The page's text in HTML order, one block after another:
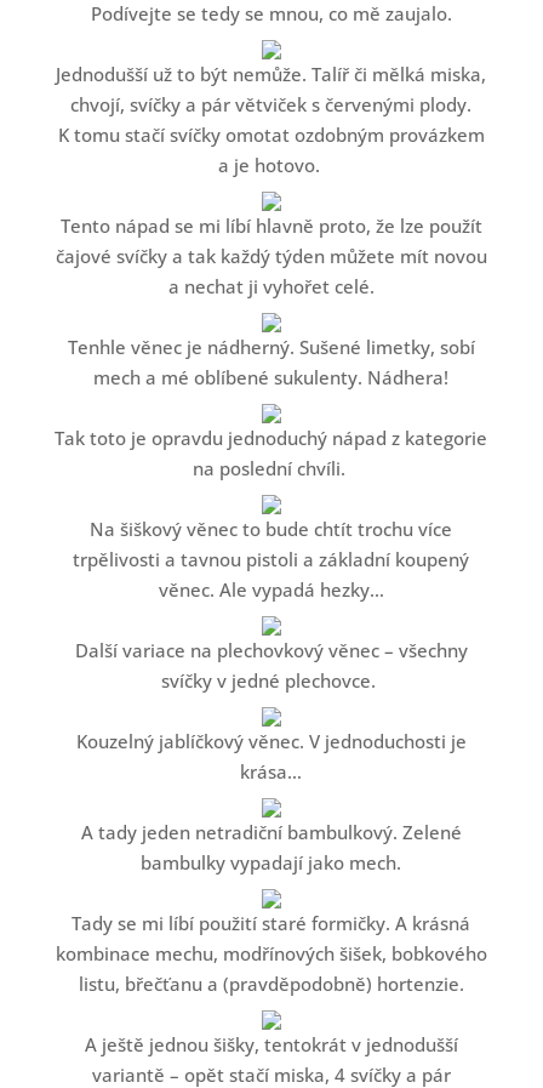
Podívejte se tedy se mnou, co mě zaujalo.
Jednodušší už to být nemůže. Talíř či mělká miska,
chvojí, svíčky a pár větviček s červenými plody.
K tomu stačí svíčky omotat ozdobným provázkem
a je hotovo.
Tento nápad se mi líbí hlavně proto, že lze použít
čajové svíčky a tak každý týden můžete mít novou
a nechat ji vyhořet celé.
Tenhle věnec je nádherný. Sušené limetky, sobí
mech a mé oblíbené sukulenty. Nádhera!
Tak toto je opravdu jednoduchý nápad z kategorie
na poslední chvíli.
Na šiškový věnec to bude chtít trochu více
trpělivosti a tavnou pistoli a základní koupený
věnec. Ale vypadá hezky…
Další variace na plechovkový věnec – všechny
svíčky v jedné plechovce.
Kouzelný jablíčkový věnec. V jednoduchosti je
krása…
A tady jeden netradiční bambulkový. Zelené
bambulky vypadají jako mech.
Tady se mi líbí použití staré formičky. A krásná
kombinace mechu, modřínových šišek, bobkového
listu, břečťanu a (pravděpodobně) hortenzie.
A ještě jednou šišky, tentokrát v jednodušší
variantě – opět stačí miska, 4 svíčky a pár